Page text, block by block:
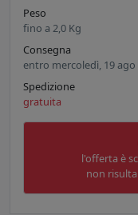
Peso
fino a 2,0 Kg
Consegna
entro mercoledì, 19 ago
Spedizione
gratuita
l'offerta è
non